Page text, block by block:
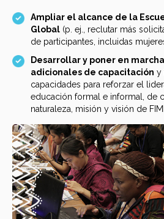
Ampliar el alcance de la
Global (p. ej., reclutar más
de participantes, incluidas
Desarrollar y poner en
adicionales de capacitación y
capacidades para reforzar el
educación formal e informal, de
naturaleza, misión y visión de FIMI.